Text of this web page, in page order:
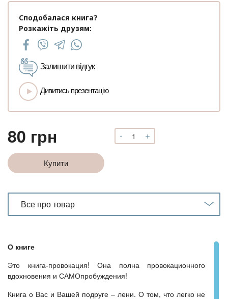
Сподобалася книга?
Розкажіть друзям:
Залишити відгук
Дивитись презентацію
80 грн -
Преодоление
или
превзойти
кількість
+
Купити
Все про товар
О книге
Это книга-провокация! Она полна провокационного
вдохновения и САМОпробуждения!
Книга о Вас и Вашей подруге – лени. О том, что легко не